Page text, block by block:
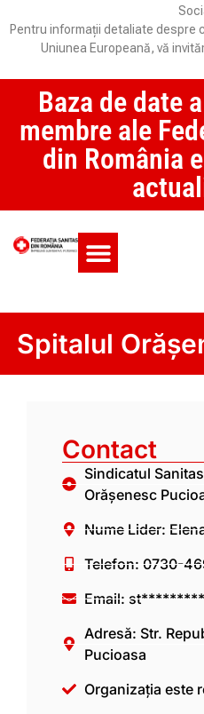
Pentru informații detaliate despre
Uniunea Europeană, vă
Baza de date
membre ale
din România
Spitalul
Contact
Sindicatul
Orășenesc
Nume Lider:
Telefon: 0730-
Email:
Adresă: Str.
Pucioasa
Organizația este